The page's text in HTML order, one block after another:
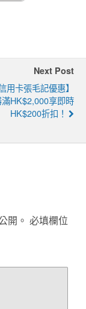
Next Post
用卡張毛記優惠】
HK$2,000享即時
HK$200折扣！
開。 必填欄位